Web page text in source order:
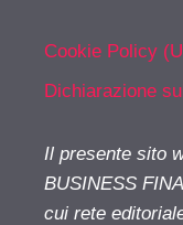
Cookie Policy
Dichiarazione
Il presente sito
BUSINESS
cui rete